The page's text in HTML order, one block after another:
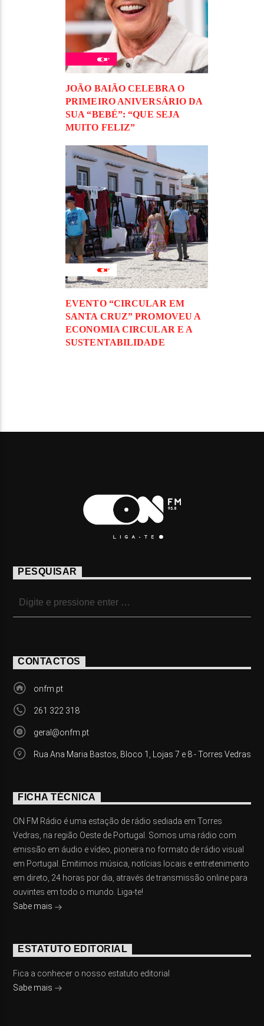
JOÃO BAIÃO CELEBRA O
PRIMEIRO ANIVERSÁRIO DA
SUA “BEBÉ”: “QUE SEJA
MUITO FELIZ”
EVENTO “CIRCULAR EM
SANTA CRUZ” PROMOVEU A
ECONOMIA CIRCULAR E A
SUSTENTABILIDADE
PESQUISAR
CONTACTOS
onfm.pt
261 322 318
geral@onfm.pt
Rua Ana Maria Bastos, Bloco 1, Lojas 7 e 8 - Torres Vedras
FICHA TÉCNICA
ON FM Rádio é uma estação de rádio sediada em Torres
Vedras, na região Oeste de Portugal. Somos uma rádio com
emissão em áudio e vídeo, pioneira no formato de rádio visual
em Portugal. Emitimos música, notícias locais e entretenimento
em direto, 24 horas por dia, através de transmissão online para
ouvintes em todo o mundo. Liga-te!
Sabe mais
ESTATUTO EDITORIAL
Fica a conhecer o nosso estatuto editorial
Sabe mais